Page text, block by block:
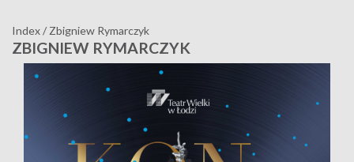
Index/ Zbigniew Rymarczyk
ZBIGNIEW RYMARCZYK